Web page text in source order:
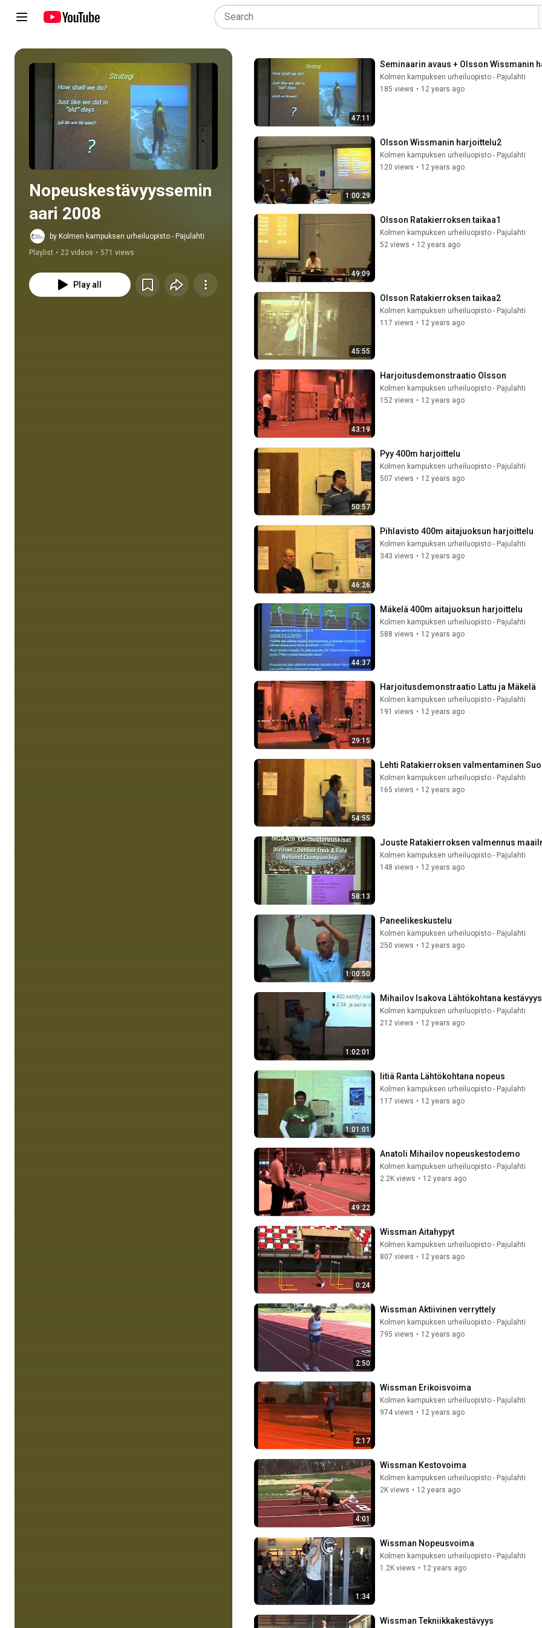
Play all
Nopeuskestävyyssemin
aari 2008
by Kolmen kampuksen urheiluopisto - Pajulahti
Playlist • 22 videos • 571 views
Play all
47:11
Seminaarin avaus + Olsson Wissmanin
Kolmen kampuksen urheiluopisto - Pajulahti
185 views • 12 years ago
1:00:29
Olsson Wissmanin harjoittelu2
Kolmen kampuksen urheiluopisto - Pajulahti
120 views • 12 years ago
49:09
Olsson Ratakierroksen taikaa1
Kolmen kampuksen urheiluopisto - Pajulahti
52 views • 12 years ago
45:55
Olsson Ratakierroksen taikaa2
Kolmen kampuksen urheiluopisto - Pajulahti
117 views • 12 years ago
43:19
Harjoitusdemonstraatio Olsson
Kolmen kampuksen urheiluopisto - Pajulahti
152 views • 12 years ago
50:57
Pyy 400m harjoittelu
Kolmen kampuksen urheiluopisto - Pajulahti
507 views • 12 years ago
46:26
Pihlavisto 400m aitajuoksun harjoittelu
Kolmen kampuksen urheiluopisto - Pajulahti
343 views • 12 years ago
44:37
Mäkelä 400m aitajuoksun harjoittelu
Kolmen kampuksen urheiluopisto - Pajulahti
588 views • 12 years ago
29:15
Harjoitusdemonstraatio Lattu ja Mäkelä
Kolmen kampuksen urheiluopisto - Pajulahti
191 views • 12 years ago
54:55
Lehti Ratakierroksen valmentaminen
Kolmen kampuksen urheiluopisto - Pajulahti
165 views • 12 years ago
58:13
Jouste Ratakierroksen valmennus
Kolmen kampuksen urheiluopisto - Pajulahti
148 views • 12 years ago
1:00:50
Paneelikeskustelu
Kolmen kampuksen urheiluopisto - Pajulahti
250 views • 12 years ago
1:02:01
Mihailov Isakova Lähtökohtana kestävyys
Kolmen kampuksen urheiluopisto - Pajulahti
212 views • 12 years ago
1:01:01
Iitiä Ranta Lähtökohtana nopeus
Kolmen kampuksen urheiluopisto - Pajulahti
117 views • 12 years ago
49:22
Anatoli Mihailov nopeuskestodemo
Kolmen kampuksen urheiluopisto - Pajulahti
2.2K views • 12 years ago
0:24
Wissman Aitahypyt
Kolmen kampuksen urheiluopisto - Pajulahti
807 views • 12 years ago
2:50
Wissman Aktiivinen verryttely
Kolmen kampuksen urheiluopisto - Pajulahti
795 views • 12 years ago
2:17
Wissman Erikoisvoima
Kolmen kampuksen urheiluopisto - Pajulahti
974 views • 12 years ago
4:01
Wissman Kestovoima
Kolmen kampuksen urheiluopisto - Pajulahti
2K views • 12 years ago
1:34
Wissman Nopeusvoima
Kolmen kampuksen urheiluopisto - Pajulahti
1.2K views • 12 years ago
Wissman Tekniikkakestävyys